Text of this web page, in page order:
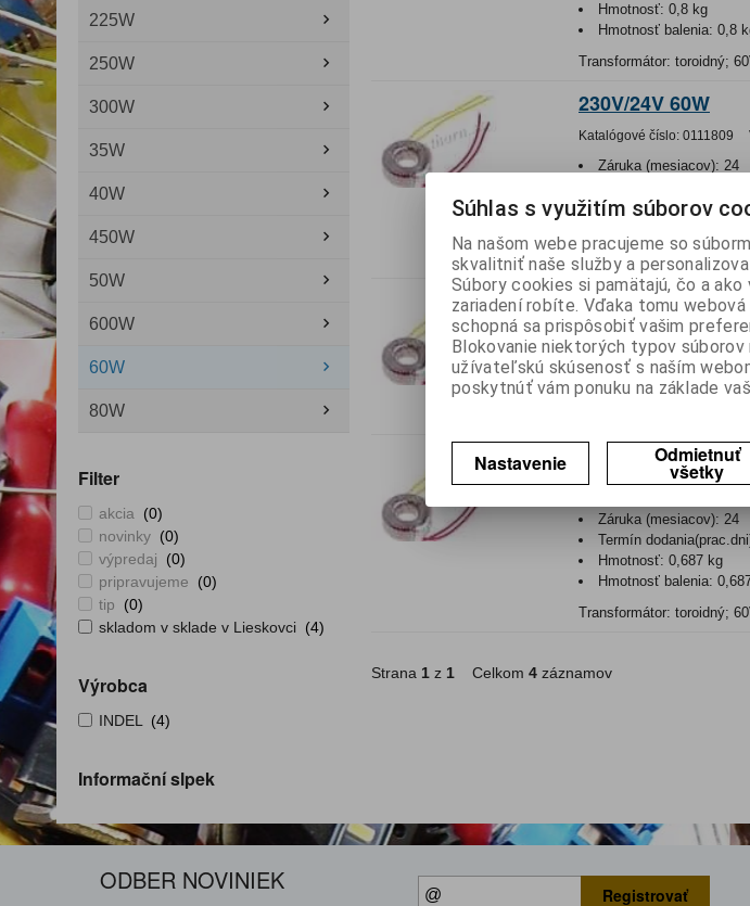
225W
250W
300W
35W
40W
450W
50W
600W
60W
80W
Filter
akcia
(0)
novinky (0)
výpredaj
(0)
pripravujeme
(0)
tip
(0)
skladom v sklade v Lieskovci (4)
Výrobca
INDEL (4)
Informační slpek
Hmotnosť: 0,8 kg
Hmotnosť balenia: 0,8
Transformátor: toroidný;
230V/24V 60W
Katalógové číslo: 0111809
Záruka (mesiacov): 24
Hmotnosť:0,6523 kg
Transformátor: toroidný;
230V/2x12V 60W
Katalógové číslo: 0111810
Záruka (mesiacov):24
Termín
230V/2x24V 60W
Katalógové číslo:0111811
Záruka (mesiacov): 24
Termín
Hmotnosť: 0,687 kg
Hmotnosť balenia:
Transformátor: toroidný;
Strana 1 z 1 Celkom 4 záznamov
ODBER NOVINIEK Registrovať
Súhlas s využitím súborov
Na našom webe pracujeme so
skvalitniť naše služby a
Súbory cookies si pamätajú, čo a
zariadení robíte. Vďaka tomu
schopná sa prispôsobiť vašim
Blokovanie niektorých typov súborov
užívateľskú skúsenosť s naším
poskytnúť vám ponuku na základe
Nastavenie Odmietnuť
všetky